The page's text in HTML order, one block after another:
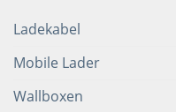
Ladekabel
Mobile Lader
Wallboxen